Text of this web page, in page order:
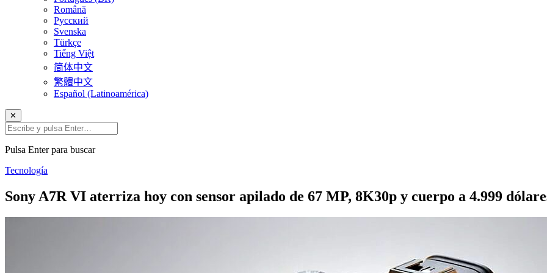
Română
Русский
Svenska
Türkçe
Tiếng Việt
简体中文
繁體中文
Español (Latinoamérica)
✕
Pulsa Enter para buscar
Tecnología
Sony A7R VI aterriza hoy con sensor apilado de 67 MP, 8K30p y cuerpo a 4.999